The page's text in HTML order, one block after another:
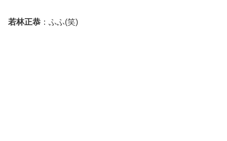
若林正恭 ：ふふ(笑)